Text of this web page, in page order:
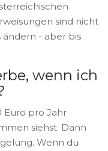
sind nicht
ändern - aber bis
wenn ich
Euro pro Jahr
siehst. Dann
Wenn du